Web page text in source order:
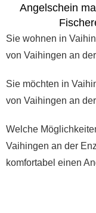
Angelschein
Sie wohnen in
von Vaihingen an
Sie möchten in
von Vaihingen an
Welche
Vaihingen an der
komfortabel einen